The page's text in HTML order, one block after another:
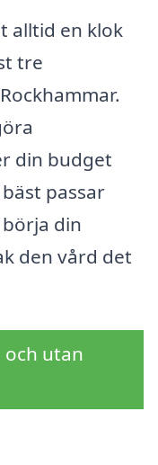
alltid en klok
tre
din budget
passar
din
den vård det
och utan